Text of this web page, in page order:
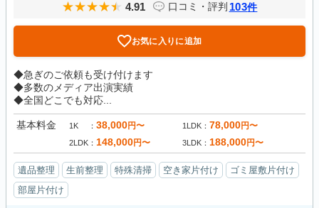
4.91 口コミ・評判 103件
お気に入りに追加
◆急ぎのご依頼も受け付けます
◆多数のメディア出演実績
◆全国どこでも対応...
基本料金 1K 38,000円〜 1LDK 78,000円〜
2LDK 148,000円〜 3LDK 188,000円〜
遺品整理 生前整理 特殊清掃 空き家片付け
ゴミ屋敷片付け
部屋片付け